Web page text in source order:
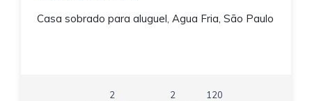
Casa sobrado para aluguel, Agua Fria, São Paulo
2
2
120